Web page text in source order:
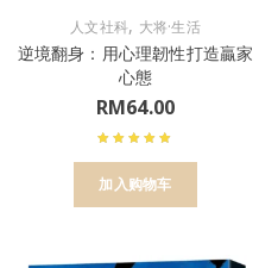
人文社科, 大将·生活
逆境翻身：用心理韌性打造贏家
心態
RM64.00
加入购物车